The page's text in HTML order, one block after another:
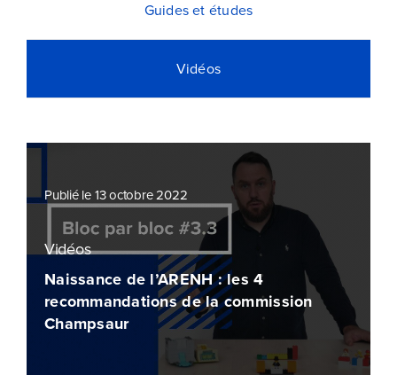
Guides et études
Vidéos
Publié le 13 octobre 2022
Vidéos
Naissance de l’ARENH : les 4
recommandations de la commission
Champsaur